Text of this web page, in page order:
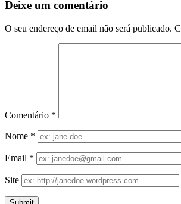
Deixe um comentário
O seu endereço de email não será publicado.
Comentário *
Nome *
Email *
Site